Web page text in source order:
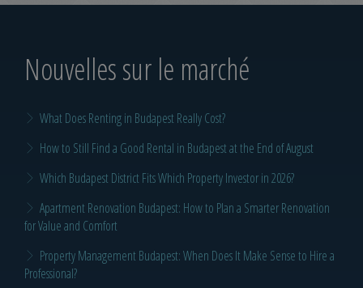
Nouvelles sur le marché
What Does Renting in Budapest Really Cost?
How to Still Find a Good Rental in Budapest at the End of August
Which Budapest District Fits Which Property Investor in 2026?
Apartment Renovation Budapest: How to Plan a Smarter Renovation
for Value and Comfort
Property Management Budapest: When Does It Make Sense to Hire a
Professional?